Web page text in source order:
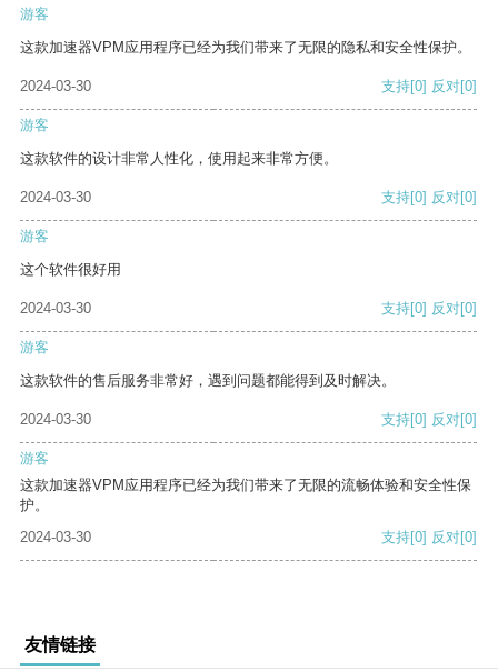
游客
这款加速器VPM应用程序已经为我们带来了无限的隐私和安全性保护。
2024-03-30 支持[0] 反对[0]
游客
这款软件的设计非常人性化，使用起来非常方便。
2024-03-30 支持[0] 反对[0]
游客
这个软件很好用
2024-03-30 支持[0] 反对[0]
游客
这款软件的售后服务非常好，遇到问题都能得到及时解决。
2024-03-30 支持[0] 反对[0]
游客
这款加速器VPM应用程序已经为我们带来了无限的流畅体验和安全性保
护。
2024-03-30
支持[0] 反对[0]
友情链接